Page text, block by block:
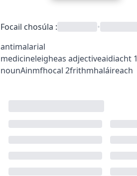
Focail chosúla : •
antimalarial
medicineleigheas adjectiveaidiacht 1
nounAinmfhocal 2frithmhaláireach